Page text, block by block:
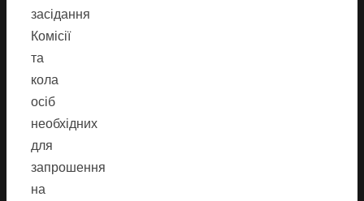
засідання
Комісії
та
кола
осіб
необхідних
для
запрошення
на